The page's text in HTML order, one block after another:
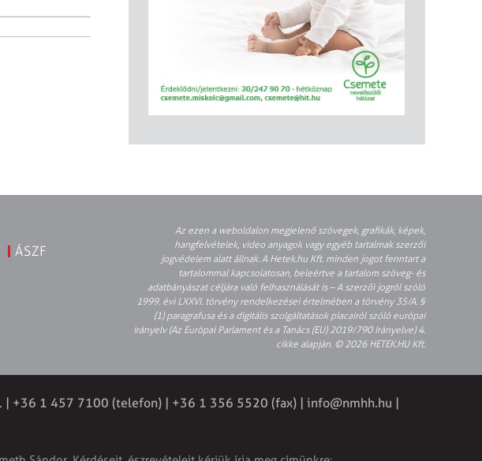
ÁSZF
Az ezen a weboldalon megjelenő szövegek, grafikák, képek,
hangfelvételek, video anyagok vagy egyéb tartalmak szerzői
jogvédelem alatt állnak. A Hetek.hu Kft. minden jogot fenntart a
tartalommal kapcsolatosan, beleértve a tartalom szöveg- és
adatbányászat céljára való felhasználását is – A szerzői jogról szóló
1999. évi LXXVI. törvény rendelkezései értelmében a törvény 35/A. §
(1) paragrafusa és a digitális szolgáltatások piacairól szóló európai
irányelv (Az Európai Parlament és a Tanács (EU) 2019/790 Irányelve) 4.
cikke alapján. © 2026 HETEK.HU Kft.
| +36 1 457 7100 (telefon) | +36 1 356 5520 (fax) | info@nmhh.hu